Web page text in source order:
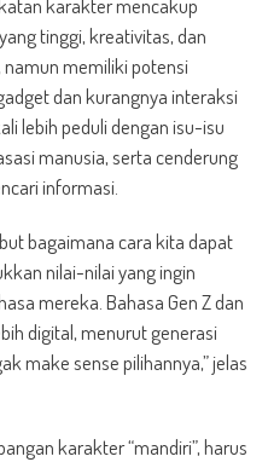
karakter mencakup
tinggi, kreativitas, dan
memiliki potensi
dan kurangnya interaksi
lebih peduli dengan isu-isu
manusia, serta cenderung
informasi.
bagaimana cara kita dapat
nilai-nilai yang ingin
mereka. Bahasa Gen Z dan
digital, menurut generasi
make sense pilihannya,” jelas
karakter “mandiri”, harus